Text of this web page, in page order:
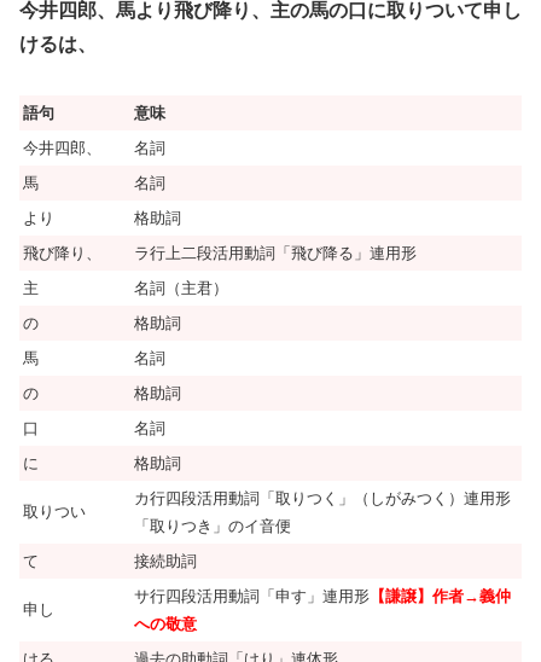
今井四郎、 馬より飛び降り、 主の馬の口 に取 りついて申 し
けるは、
語句
意味
今井四郎、
名詞
馬
名詞
より
格助詞
飛び降り、
ラ行上二段活用動詞「飛び降る」連用形
主
名詞（主君）
の
格助詞
馬
名詞
の
格助詞
口
名詞
に
格助詞
取りつい
カ行四段活用動詞「取りつく」（しがみつく）連用形
「取りつき」のイ音便
て
接続助詞
申し
サ行四段活用動詞「申す」連用形 【謙譲】作者→義仲
への敬意